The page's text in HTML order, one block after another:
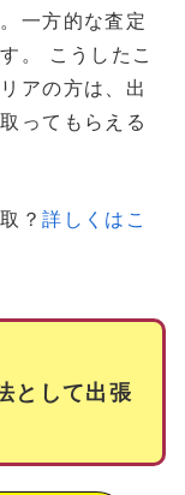
一方的な査定
。 こうしたこ
アの方は、出
ってもらえる
？詳しくはこ
として出張